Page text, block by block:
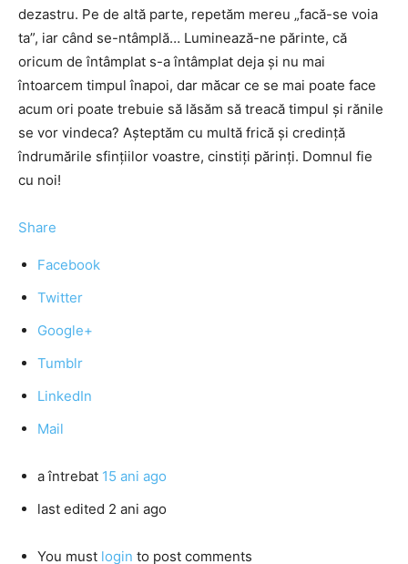
dezastru. Pe de altă parte, repetăm mereu „facă-se voia
ta”, iar când se-ntâmplă… Luminează-ne părinte, că
oricum de întâmplat s-a întâmplat deja şi nu mai
întoarcem timpul înapoi, dar măcar ce se mai poate face
acum ori poate trebuie să lăsăm să treacă timpul şi rănile
se vor vindeca? Aşteptăm cu multă frică şi credinţă
îndrumările sfinţiilor voastre, cinstiţi părinţi. Domnul fie
cu noi!
Share
Facebook
Twitter
Google+
Tumblr
LinkedIn
Mail
a întrebat 15 ani ago
last edited 2 ani ago
You must login to post comments